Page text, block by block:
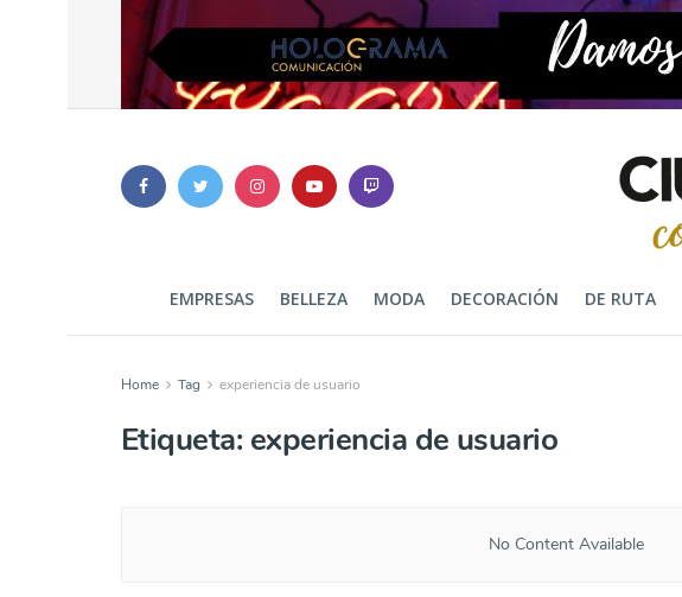
EMPRESAS BELLEZA MODA DECORACIÓN DE RUTA
Home Tag experiencia de usuario
Etiqueta: experiencia de usuario
No Content Available